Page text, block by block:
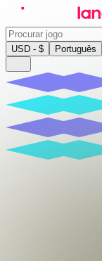
USD - $ Português